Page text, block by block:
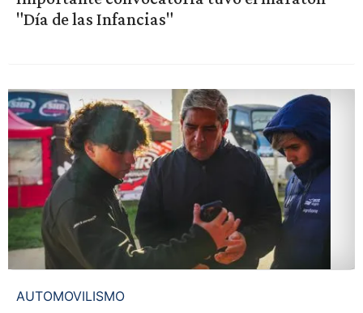
"Día de las Infancias"
AUTOMOVILISMO